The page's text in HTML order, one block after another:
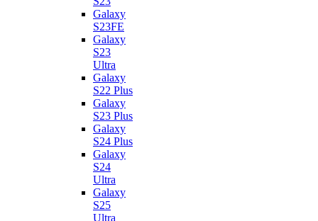
Galaxy
S23FE
Galaxy
S23
Ultra
Galaxy
S22 Plus
Galaxy
S23 Plus
Galaxy
S24 Plus
Galaxy
S24
Ultra
Galaxy
S25
Ultra